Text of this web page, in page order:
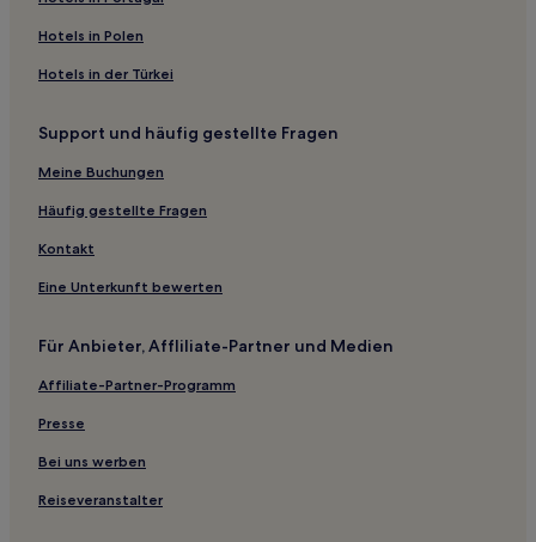
Hotels nahe Theatre Royal
Greater Glasgow: Hotels
Hotels nahe Station Hillhead
Hotels nahe Bahnhof Bearsden
Mansewood Hotels
Hotels nahe City Chambers
Hotels nahe Glasgow Police Museum
Hotels nahe Bahnhof Crookston
Hotels nahe Bahnhof Garrowhill
Hotels nahe Netherlee Park
Glasgow Hotels
Hotels nahe Bahnhof Rutherglen
Hotels in Polen
Hotels in der Türkei
Support und häufig gestellte Fragen
Meine Buchungen
Häufig gestellte Fragen
Kontakt
Eine Unterkunft bewerten
Für Anbieter, Affliliate-Partner und Medien
Affiliate-Partner-Programm
Presse
Bei uns werben
Reiseveranstalter